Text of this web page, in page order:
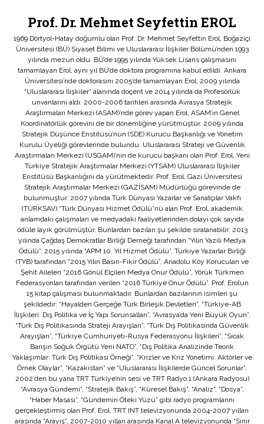
Prof. Dr. Mehmet Seyfettin EROL
1969 Dörtyol-Hatay doğumlu olan Prof. Dr. Mehmet Seyfettin Erol, Boğaziçi
Üniversitesi (BÜ) Siyaset Bilimi ve Uluslararası İlişkiler Bölümü’nden 1993
yılında mezun oldu. BÜ’de 1995 yılında Yüksek Lisans çalışmasını
tamamlayan Erol, aynı yıl BÜ’de doktora programına kabul edildi. Ankara
Üniversitesi’nde doktorasını 2005’de tamamlayan Erol, 2009 yılında
“Uluslararası İlişkiler” alanında doçent ve 2014 yılında da Profesörlük
unvanlarını aldı. 2000-2006 tarihleri arasında Avrasya Stratejik
Araştırmaları Merkezi (ASAM)’nde görev yapan Erol, ASAM’ın Genel
Koordinatörlük görevini de bir dönemliğine yürütmüştür. 2009 yılında
Stratejik Düşünce Enstitüsü’nün (SDE) Kurucu Başkanlığı ve Yönetim
Kurulu Üyeliği görevlerinde bulundu. Uluslararası Strateji ve Güvenlik
Araştırmaları Merkezi (USGAM)’nin de kurucu başkanı olan Prof. Erol, Yeni
Türkiye Stratejik Araştırmalar Merkezi (YTSAM) Uluslararası İlişkiler
Enstitüsü Başkanlığını da yürütmektedir. Prof. Erol, Gazi Üniversitesi
Stratejik Araştırmalar Merkezi (GAZİSAM) Müdürlüğü görevinde de
bulunmuştur. 2007 yılında Türk Dünyası Yazarlar ve Sanatçılar Vakfı
(TÜRKSAV) “Türk Dünyası Hizmet Ödülü”nü alan Prof. Erol, akademik
anlamdaki çalışmaları ve medyadaki faaliyetlerinden dolayı çok sayıda
ödüle layık görülmüştür. Bunlardan bazıları şu şekilde sıralanabilir: 2013
yılında Çağdaş Demokratlar Birliği Derneği tarafından “Yılın Yazılı Medya
Ödülü”, 2015 yılında “APM 10. Yıl Hizmet Ödülü”, Türkiye Yazarlar Birliği
(TYB) tarafından “2015 Yılın Basın-Fikir Ödülü”, Anadolu Köy Korucuları ve
Şehit Aileleri “2016 Gönül Elçileri Medya Onur Ödülü”, Yörük Türkmen
Federasyonları tarafından verilen “2016 Türkiye Onur Ödülü”. Prof. Erol’un
15 kitap çalışması bulunmaktadır. Bunlardan bazılarının isimleri şu
şekildedir: “Hayalden Gerçeğe Türk Birleşik Devletleri”, “Türkiye-AB
İlişkileri: Dış Politika ve İç Yapı Sorunsalları”, “Avrasya’da Yeni Büyük Oyun”,
“Türk Dış Politikasında Strateji Arayışları”, “Türk Dış Politikasında Güvenlik
Arayışları”, “Türkiye Cumhuriyeti-Rusya Federasyonu İlişkileri”, “Sıcak
Barışın Soğuk Örgütü Yeni NATO”, “Dış Politika Analizinde Teorik
Yaklaşımlar: Türk Dış Politikası Örneği”, “Krizler ve Kriz Yönetimi: Aktörler ve
Örnek Olaylar”, “Kazakistan” ve “Uluslararası İlişkilerde Güncel Sorunlar”.
2002’den bu yana TRT Türkiye’nin sesi ve TRT Radyo 1 (Ankara Radyosu)
“Avrasya Gündemi”, “Stratejik Bakış”, “Küresel Bakış”, “Analiz”, “Dosya”,
“Haber Masası”, “Gündemin Öteki Yüzü” gibi radyo programlarını
gerçekleştirmiş olan Prof. Erol, TRT INT televizyonunda 2004-2007 yılları
arasında “Arayış”, 2007-2010 yılları arasında Kanal A televizyonunda “Sınır